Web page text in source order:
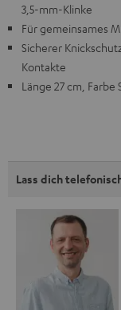
3,5-mm-Klinke
Für gemeinsames
Sicherer
Kontakte
Länge 27 cm, Farbe
Lass dich